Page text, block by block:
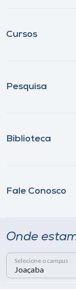
Cursos
Pesquisa
Biblioteca
Fale Conosco
Onde
Selecione o campus